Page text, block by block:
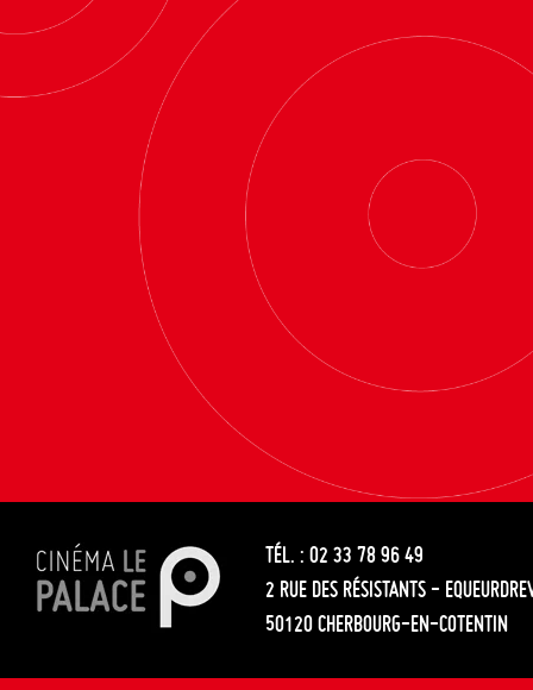
TÉL. : 02 33 78 96 49
2 RUE DES RÉSISTANTS -
50120 CHERBOURG-EN-COTENTIN